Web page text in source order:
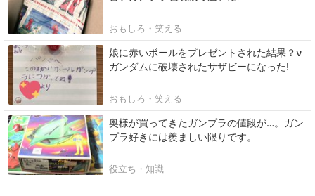
おもしろ・笑える
娘に赤いボールをプレゼントされた結果？ν
ガンダムに破壊されたサザビーになった!
おもしろ・笑える
奥様が買ってきたガンプラの値段が…。ガン
プラ好きには羨ましい限りです。
役立ち・知識